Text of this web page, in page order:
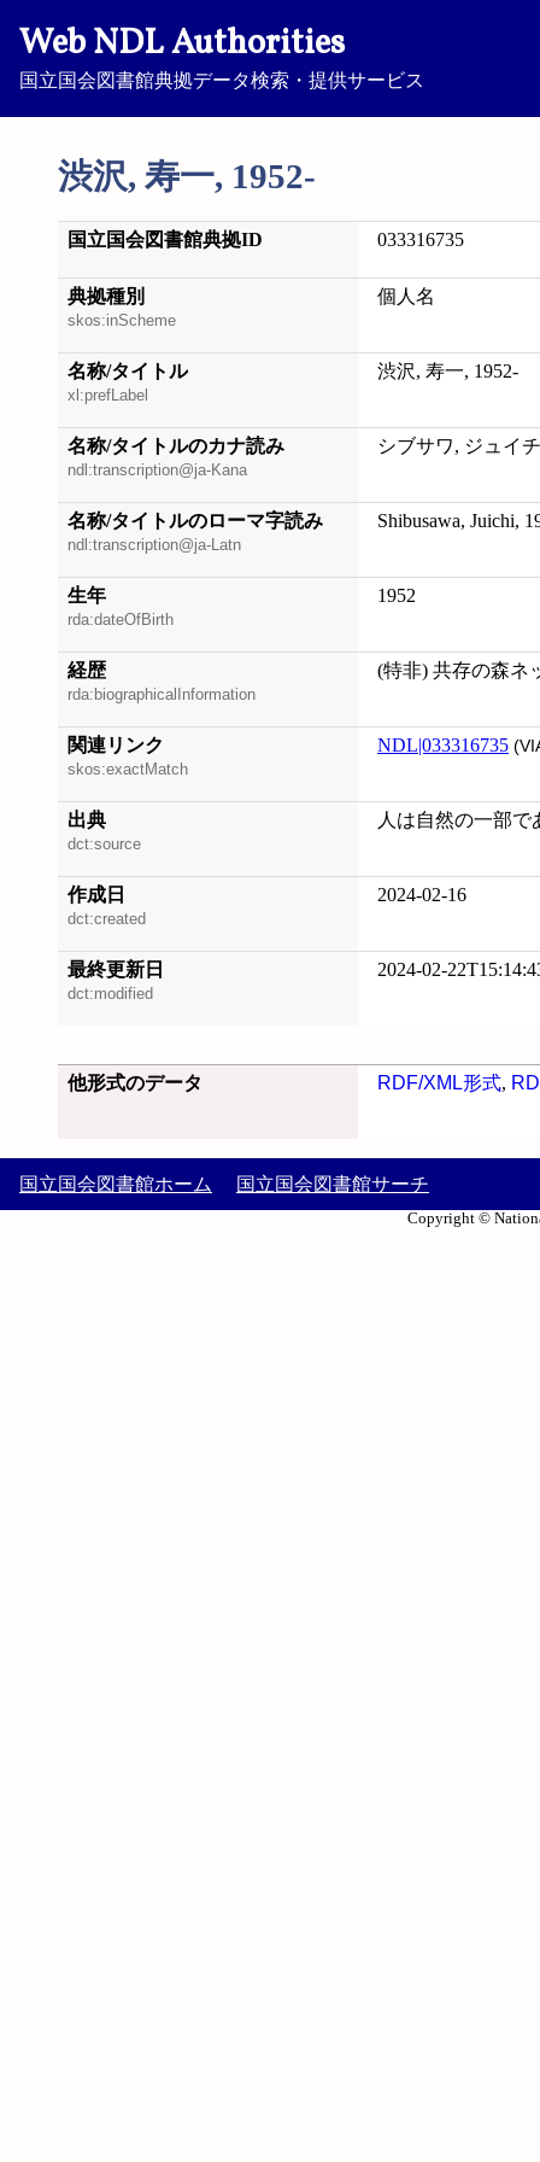
Web NDL Authorities
国立国会図書館典拠データ検索・提供サービス
渋沢, 寿一, 1952-
国立国会図書館典拠ID 033316735
典拠種別
skos:inScheme
個人名
名称/タイトル
xl:prefLabel
渋沢, 寿一, 1952-
名称/タイトルのカナ読み
ndl:transcription@ja-Kana
シブサワ, ジュイ
名称/タイトルのローマ字読み
ndl:transcription@ja-Latn
Shibusawa, Juichi,
生年
rda:dateOfBirth
1952
経歴
rda:biographicalInformation
(特非) 共存の森ネ
関連リンク
skos:exactMatch
NDL|033316735
出典
dct:source
人は自然の一部で
作成日
dct:created
2024-02-16
最終更新日
dct:modified
2024-02-
他形式のデータ RDF/XML形式,
国立国会図書館ホーム 国立国会図書館サーチ
Copyright ©